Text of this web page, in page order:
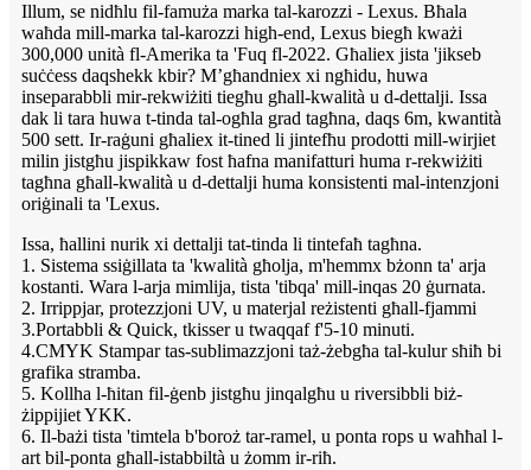
Illum, se nidħlu fil-famuża marka tal-karozzi - Lexus. Bħala
waħda mill-marka tal-karozzi high-end, Lexus biegħ kważi
300,000 unità fl-Amerika ta 'Fuq fl-2022. Għaliex jista 'jikseb
suċċess daqshekk kbir? M’għandniex xi ngħidu, huwa
inseparabbli mir-rekwiżiti tiegħu għall-kwalità u d-dettalji. Issa
dak li tara huwa t-tinda tal-ogħla grad tagħna, daqs 6m, kwantità
500 sett. Ir-raġuni għaliex it-tined li jintefħu prodotti mill-wirjiet
milin jistgħu jispikkaw fost ħafna manifatturi huma r-rekwiżiti
tagħna għall-kwalità u d-dettalji huma konsistenti mal-intenzjoni
oriġinali ta 'Lexus.
Issa, ħallini nurik xi dettalji tat-tinda li tintefaħ tagħna.
1. Sistema ssiġillata ta 'kwalità għolja, m'hemmx bżonn ta' arja
kostanti. Wara l-arja mimlija, tista 'tibqa' mill-inqas 20 ġurnata.
2. Irrippjar, protezzjoni UV, u materjal reżistenti għall-fjammi
3.Portabbli & Quick, tkisser u twaqqaf f'5-10 minuti.
4.CMYK Stampar tas-sublimazzjoni taż-żebgħa tal-kulur sħiħ bi
grafika stramba.
5. Kollha l-ħitan fil-ġenb jistgħu jinqalgħu u riversibbli biż-
żippijiet YKK.
6. Il-bażi tista 'timtela b'boroż tar-ramel, u ponta rops u waħħal l-
art bil-ponta għall-istabbiltà u żomm ir-riħ.